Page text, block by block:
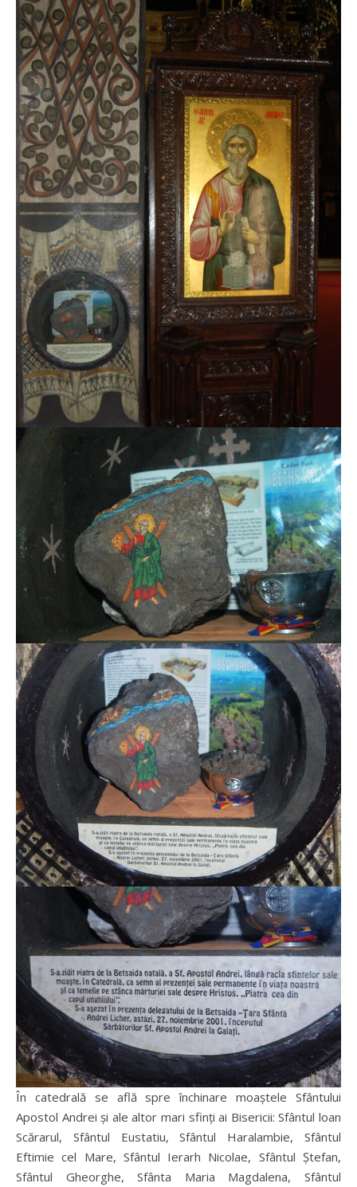
În catedrală se află spre închinare moaştele Sfântului
Apostol Andrei şi ale altor mari sfinţi ai Bisericii: Sfântul loan
Scărarul, Sfântul Eustatiu, Sfântul Haralambie, Sfântul
Eftimie cel Mare, Sfântul Ierarh Nicolae, Sfântul Ştefan,
Sfântul Gheorghe, Sfânta Maria Magdalena, Sfântul